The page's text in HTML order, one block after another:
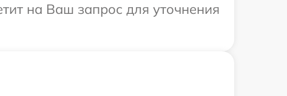
на Ваш запрос для уточнения